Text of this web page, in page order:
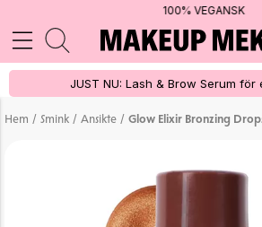
100% VEGANSK
JUST NU: Lash & Brow Serum för
Hem / Smink / Ansikte / Glow Elixir Bronzing